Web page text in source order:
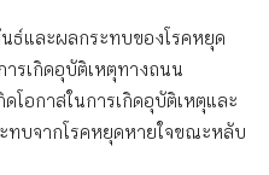
ธ์และผลกระทบของโรคหยุด
รเกิดอุบัติเหตุทางถนน
โอกาสในการเกิดอุบัติเหตุและ
ทบจากโรคหยุดหายใจขณะหลับ